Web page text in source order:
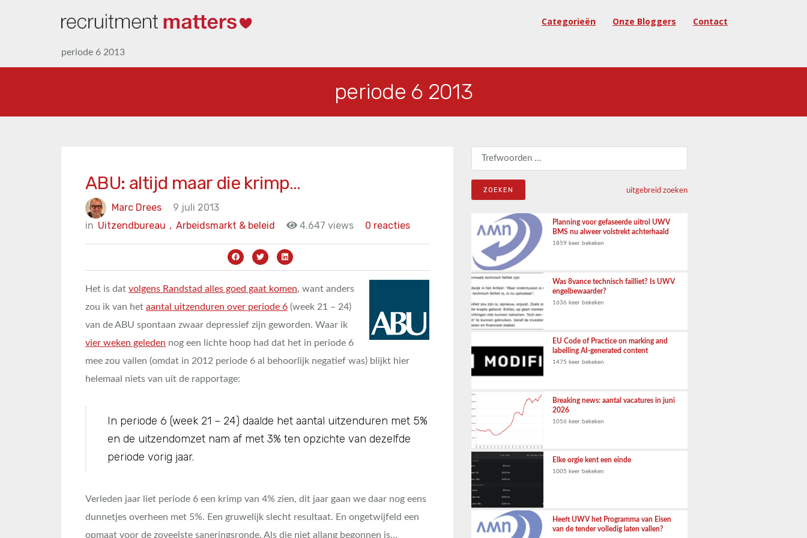
Categorieën Onze Bloggers Contact
periode 6 2013
periode 6 2013
ABU: altijd maar die krimp…
Marc Drees
9 juli 2013
in
Arbeidsmarkt & beleid
Uitzendbureau , 4.647 views 0 reacties
Het is dat volgens Randstad alles goed gaat komen, want anders
zou ik van het aantal uitzenduren over periode 6 (week 21 – 24)
van de ABU spontaan zwaar depressief zijn geworden. Waar ik
vier weken geleden nog een lichte hoop had dat het in periode 6
mee zou vallen (omdat in 2012 periode 6 al behoorlijk negatief was) blijkt hier
helemaal niets van uit de rapportage:
In periode 6 (week 21 – 24) daalde het aantal uitzenduren met 5%
en de uitzendomzet nam af met 3% ten opzichte van dezelfde
periode vorig jaar.
Verleden jaar liet periode 6 een krimp van 4% zien, dit jaar gaan we daar nog eens
dunnetjes overheen met 5%. Een gruwelijk slecht resultaat. En ongetwijfeld een
opmaat voor de zoveelste saneringsronde. Als die niet allang begonnen is…
Zoeken naar:
uitgebreid zoeken
Planning voor gefaseerde uitrol UWV
BMS nu alweer volstrekt achterhaald
1859 keer bekeken
Was 8vance technisch failliet? Is UWV
engelbewaarder?
1636 keer bekeken
EU Code of Practice on marking and
labelling AI-generated content
1475 keer bekeken
Breaking news: aantal vacatures in juni
2026
1056 keer bekeken
Elke orgie kent een einde
1005 keer bekeken
Heeft UWV het Programma van Eisen
van de tender volledig laten vallen?